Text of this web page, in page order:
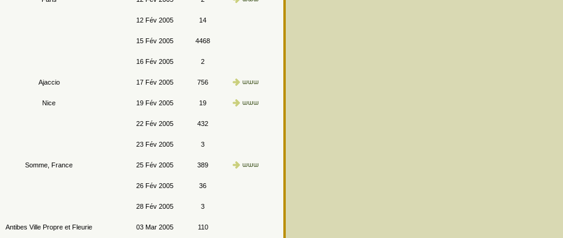
12 Fév 2005 14
15 Fév 2005 4468
16 Fév 2005 2
Ajaccio 17 Fév 2005 756
Nice 19 Fév 2005 19
22 Fév 2005 432
23 Fév 2005 3
Somme, France 25 Fév 2005 389
26 Fév 2005 36
28 Fév 2005 3
Antibes Ville Propre et Fleurie 03 Mar 2005 110